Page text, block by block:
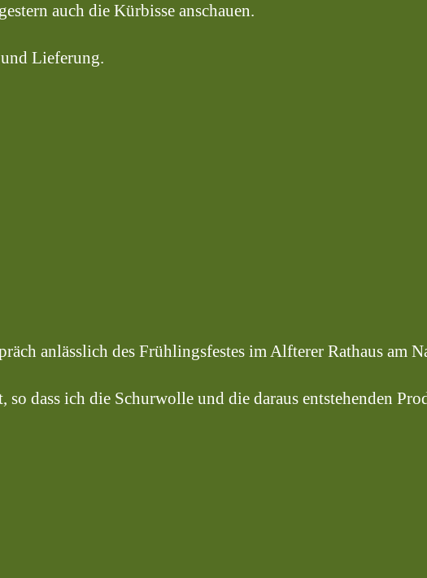
auch die Kürbisse anschauen.
Lieferung.
anlässlich des Frühlingsfestes im Alfterer Rathaus am
dass ich die Schurwolle und die daraus entstehenden